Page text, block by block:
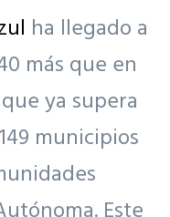
ha llegado a
más que en
ya supera
municipios